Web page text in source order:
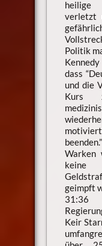
heilige
verletzt
Politik
dass
und die
Kurs
beenden.”
Warken
keine
geimpft
31:36
Keir